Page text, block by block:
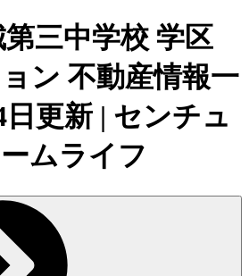
三中学校 学区
ン 不動産情報一
日更新 | センチュ
ムライフ